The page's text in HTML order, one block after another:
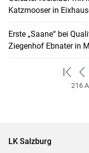
Katzmooser in
Erste „Saane“ bei
Ziegenhof Ebnater in
zum
ersten
216
LK Salzburg